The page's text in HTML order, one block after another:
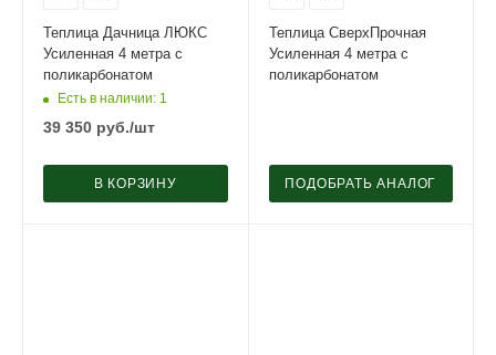
Теплица Дачница ЛЮКС
Усиленная 4 метра с
поликарбонатом
Есть в наличии: 1
39 350 руб./шт
В КОРЗИНУ
Теплица СверхПрочная
Усиленная 4 метра с
поликарбонатом
ПОДОБРАТЬ АНАЛОГ